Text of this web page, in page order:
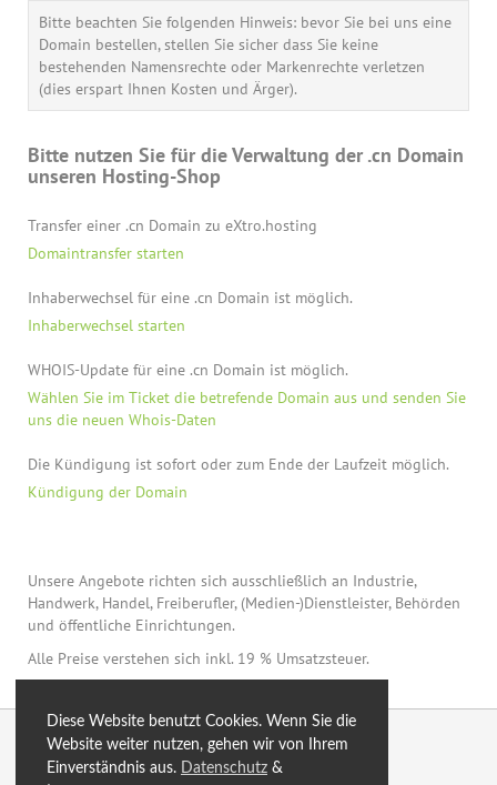
Diese Website benutzt Cookies. Wenn Sie die
Website weiter nutzen, gehen wir von Ihrem
Einverständnis aus. Datenschutz &
Bitte beachten Sie folgenden Hinweis: bevor Sie bei uns eine
Domain bestellen, stellen Sie sicher dass Sie keine
bestehenden Namensrechte oder Markenrechte verletzen
(dies erspart Ihnen Kosten und Ärger).
Bitte nutzen Sie für die Verwaltung der .cn Domain
unseren Hosting-Shop
Transfer einer .cn Domain zu eXtro.hosting
Domaintransfer starten
Inhaberwechsel für eine .cn Domain ist möglich.
Inhaberwechsel starten
WHOIS-Update für eine .cn Domain ist möglich.
Wählen Sie im Ticket die betrefende Domain aus und senden Sie
uns die neuen Whois-Daten
Die Kündigung ist sofort oder zum Ende der Laufzeit möglich.
Kündigung der Domain
Unsere Angebote richten sich ausschließlich an Industrie,
Handwerk, Handel, Freiberufler, (Medien-)Dienstleister, Behörden
und öffentliche Einrichtungen.
Alle Preise verstehen sich inkl. 19 % Umsatzsteuer.
© 2026 by eXtro.hosting